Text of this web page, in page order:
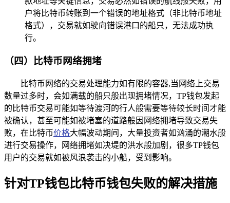
户将比特币转账到一个错误的地址格式（非比特币地址
格式），交易就如驶向错误港口的船只，无法成功执
行。
（四）比特币网络拥堵
比特币网络的交易处理能力如有限的容器,当网络上交易
数量过多时，会如满载的船只般出现拥堵情况，TP钱包发起
的比特币交易可能如等待渡河的行人般需要等待较长时间才能
被确认，甚至可能如被堵塞的道路般因网络拥堵导致交易失
败，在比特币价格大幅波动期间，大量投资者如汹涌的潮水般
进行交易操作，网络拥堵如决堤的洪水般加剧，很多TP钱包
用户的交易就如被风浪袭击的小船，受到影响。
针对TP钱包比特币钱包失败的解决措施